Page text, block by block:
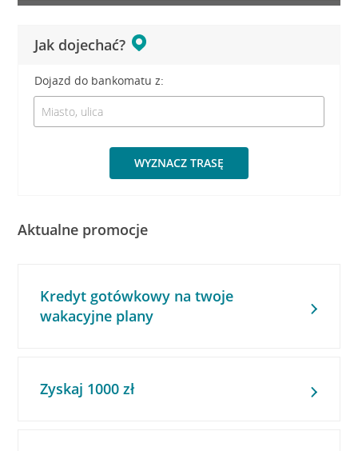
Jak dojechać?
Dojazd do bankomatu z:
WYZNACZ TRASĘ
Aktualne promocje
Kredyt gotówkowy na twoje
wakacyjne plany
Zyskaj 1000 zł